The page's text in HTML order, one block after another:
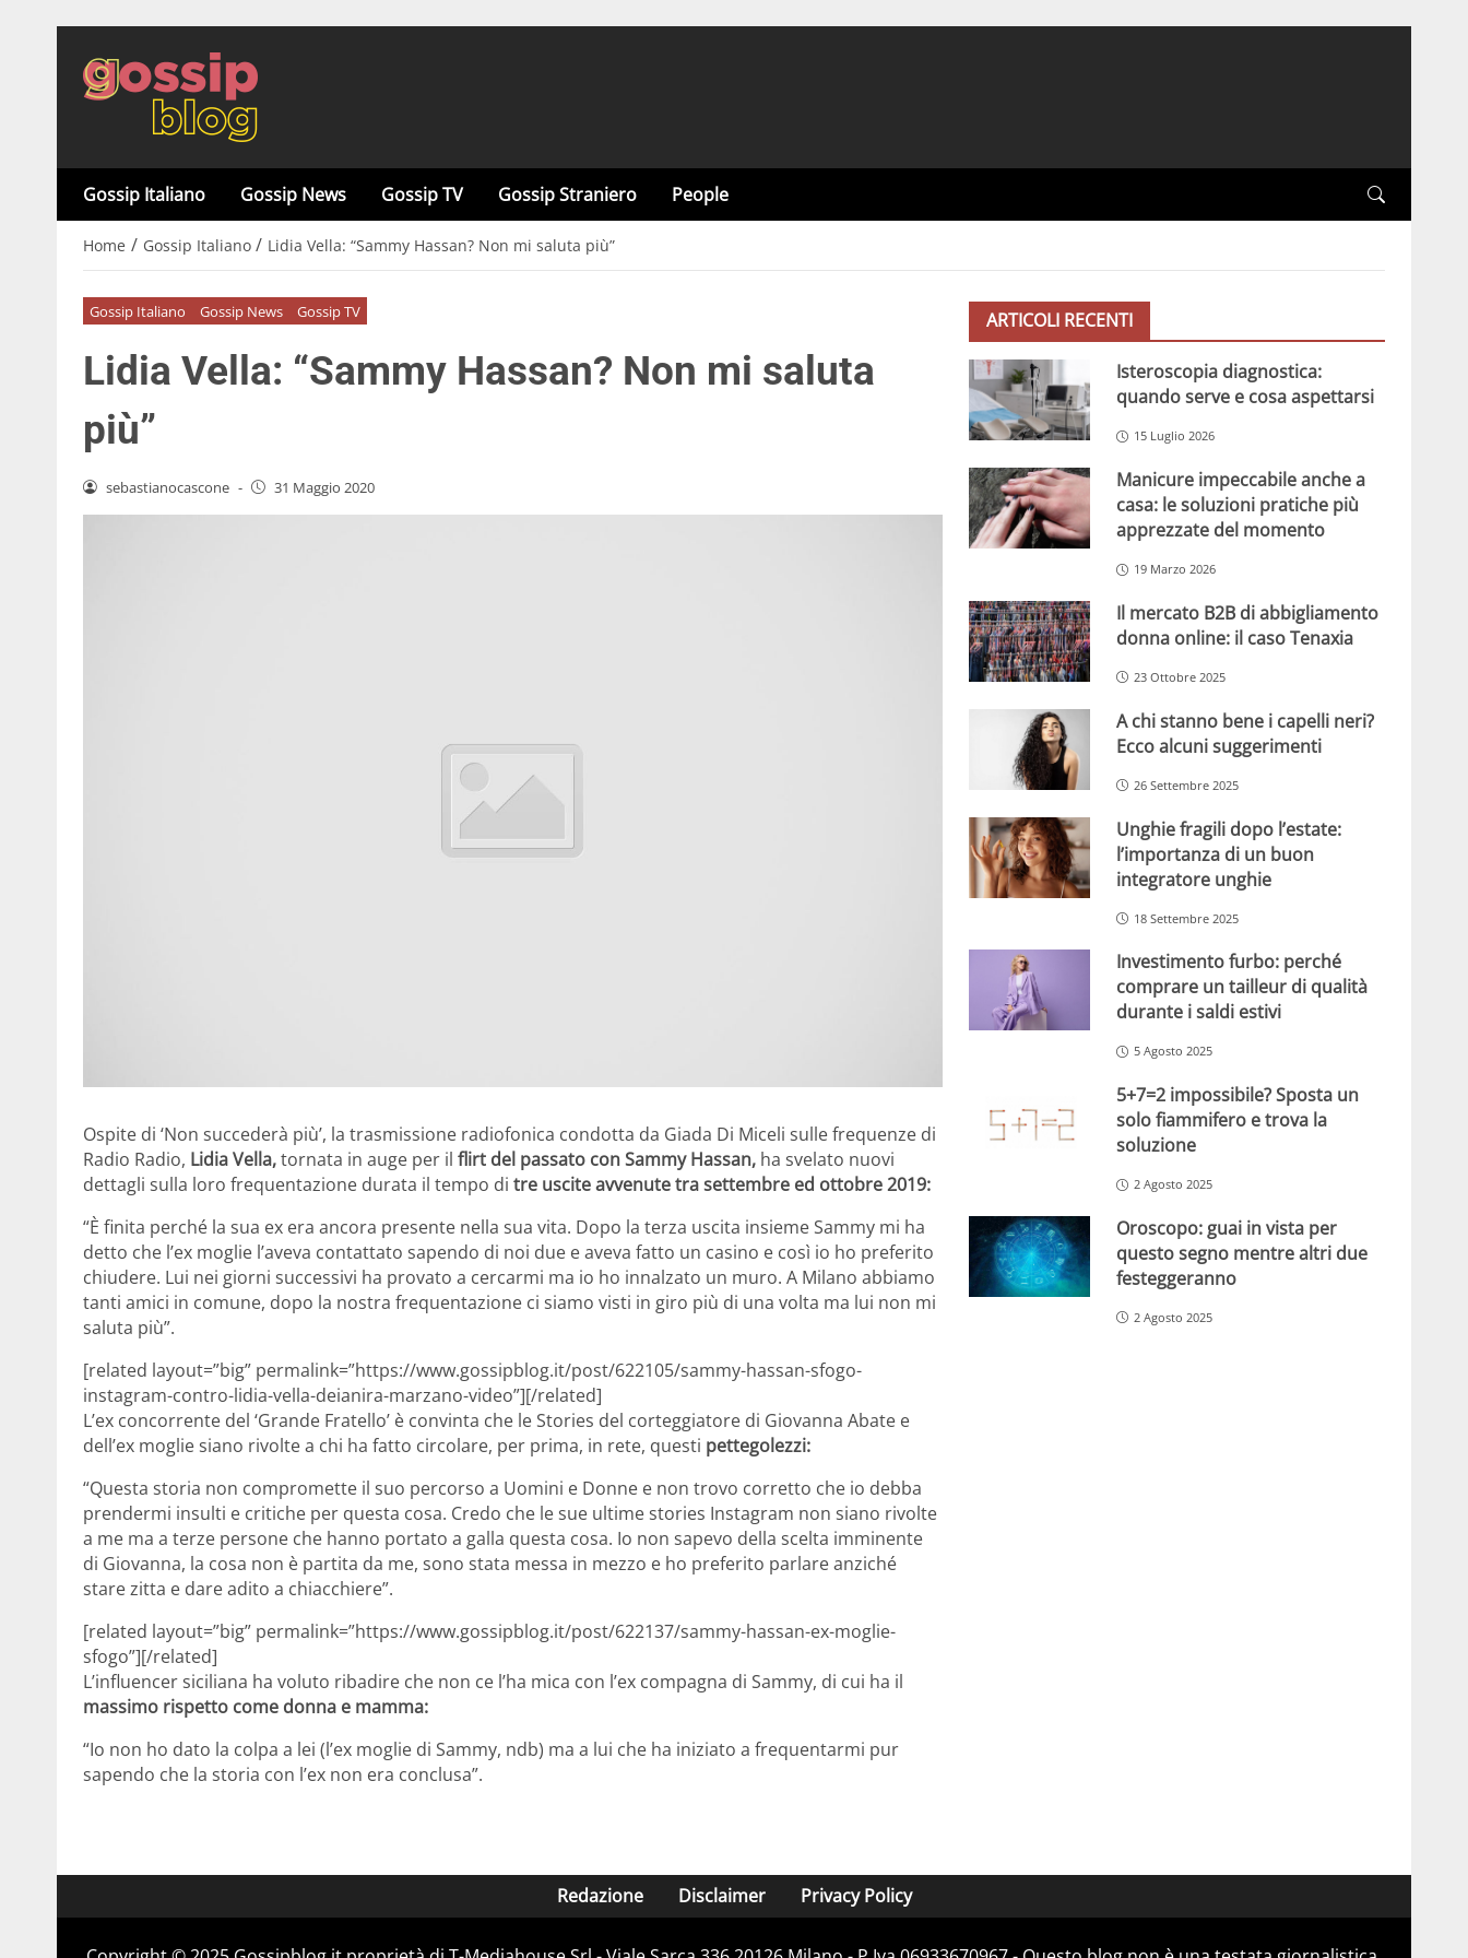
Gossip Italiano Gossip News Gossip TV Gossip Straniero People
Home / Gossip Italiano / Lidia Vella: “Sammy Hassan? Non mi saluta più”
Gossip Italiano Gossip News Gossip TV
Lidia Vella: “Sammy Hassan? Non mi saluta
più”
sebastianocascone - 31 Maggio 2020
Ospite di ‘Non succederà più’, la trasmissione radiofonica condotta da Giada Di Miceli sulle frequenze di
Radio Radio, Lidia Vella,tornata in auge per il flirt del passato con Sammy Hassan, ha svelato nuovi
dettagli sulla loro frequentazione durata il tempo di tre uscite avvenute tra settembre ed ottobre 2019:
“È finita perché la sua ex era ancora presente nella sua vita. Dopo la terza uscita insieme Sammy mi ha
detto che l’ex moglie l’aveva contattato sapendo di noi due e aveva fatto un casino e così io ho preferito
chiudere. Lui nei giorni successivi ha provato a cercarmi ma io ho innalzato un muro. A Milano abbiamo
tanti amici in comune, dopo la nostra frequentazione ci siamo visti in giro più di una volta ma lui non mi
saluta più”.
[related layout=”big” permalink=”https://www.gossipblog.it/post/622105/sammy-hassan-sfogo-
instagram-contro-lidia-vella-deianira-marzano-video”][/related]
L’ex concorrente del ‘Grande Fratello’ è convinta che le Stories del corteggiatore di Giovanna Abate e
dell’ex moglie siano rivolte a chi ha fatto circolare, per prima, in rete, questi pettegolezzi:
“Questa storia non compromette il suo percorso a Uomini e Donne e non trovo corretto che io debba
prendermi insulti e critiche per questa cosa. Credo che le sue ultime stories Instagram non siano rivolte
a me ma a terze persone che hanno portato a galla questa cosa. Io non sapevo della scelta imminente
di Giovanna, la cosa non è partita da me, sono stata messa in mezzo e ho preferito parlare anziché
stare zitta e dare adito a chiacchiere”.
[related layout=”big” permalink=”https://www.gossipblog.it/post/622137/sammy-hassan-ex-moglie-
sfogo”][/related]
L’influencer siciliana ha voluto ribadire che non ce l’ha mica con l’ex compagna di Sammy, di cui ha il
massimo rispetto come donna e mamma:
“Io non ho dato la colpa a lei (l’ex moglie di Sammy, ndb) ma a lui che ha iniziato a frequentarmi pur
sapendo che la storia con l’ex non era conclusa”.
ARTICOLI RECENTI
Isteroscopia diagnostica:
quando serve e cosa aspettarsi
15 Luglio 2026
Manicure impeccabile anche a
casa: le soluzioni pratiche più
apprezzate del momento
19 Marzo 2026
Il mercato B2B di abbigliamento
donna online: il caso Tenaxia
23 Ottobre 2025
A chi stanno bene i capelli neri?
Ecco alcuni suggerimenti
26 Settembre 2025
Unghie fragili dopo l’estate:
l’importanza di un buon
integratore unghie
18 Settembre 2025
Investimento furbo: perché
comprare un tailleur di qualità
durante i saldi estivi
5 Agosto 2025
5+7=2 impossibile? Sposta un
solo fiammifero e trova la
soluzione
2 Agosto 2025
Oroscopo: guai in vista per
questo segno mentre altri due
festeggeranno
2 Agosto 2025
Redazione Disclaimer Privacy Policy